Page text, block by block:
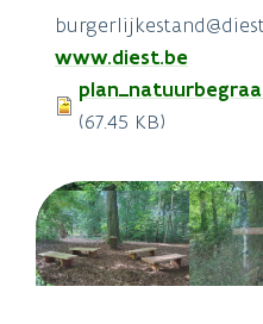
www.diest.be
Document
(67.45 KB)